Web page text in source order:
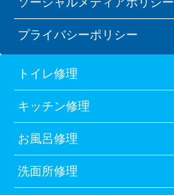
プライバシーポリシー
トイレ修理
キッチン修理
お風呂修理
洗面所修理